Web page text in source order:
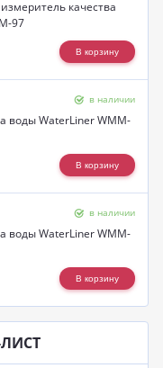
качества
97
в наличии
воды WaterLiner WMM-
в наличии
воды WaterLiner WMM-